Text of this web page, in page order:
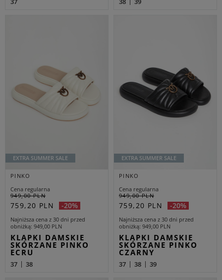
EXTRA SUMMER SALE
PINKO
Cena regularna
949,00 PLN
759,20 PLN -20%
Najniższa cena z 30 dni przed
obniżką 949,00 PLN
KLAPKI DAMSKIE
SKÓRZANE PINKO
ECRU
37 38
EXTRA SUMMER SALE
PINKO
Cena regularna
949,00 PLN
759,20 PLN -20%
Najniższa cena z 30 dni przed
obniżką 949,00 PLN
KLAPKI DAMSKIE
SKÓRZANE PINKO
CZARNY
37 38 39